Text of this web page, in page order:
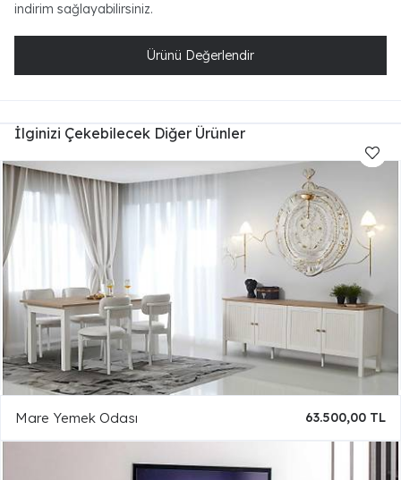
indirim sağlayabilirsiniz.
Ürünü Değerlendir
İlginizi Çekebilecek Diğer Ürünler
Mare Yemek Odası 63.500,00 TL